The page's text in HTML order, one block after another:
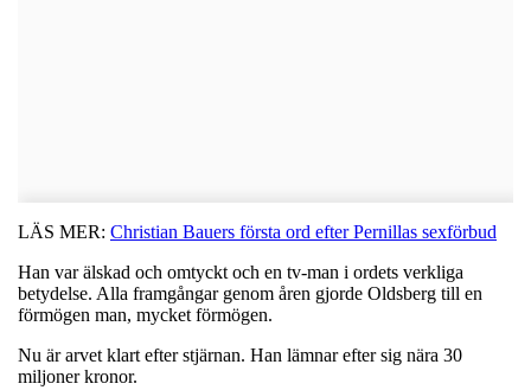
LÄS MER: Christian Bauers första ord efter Pernillas sexförbud
Han var älskad och omtyckt och en tv-man i ordets verkliga
betydelse. Alla framgångar genom åren gjorde Oldsberg till en
förmögen man, mycket förmögen.
Nu är arvet klart efter stjärnan. Han lämnar efter sig nära 30
miljoner kronor.